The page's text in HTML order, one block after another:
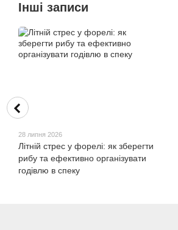
Інші записи
28 липня 2026
Літній стрес у форелі: як зберегти
рибу та ефективно організувати
годівлю в спеку